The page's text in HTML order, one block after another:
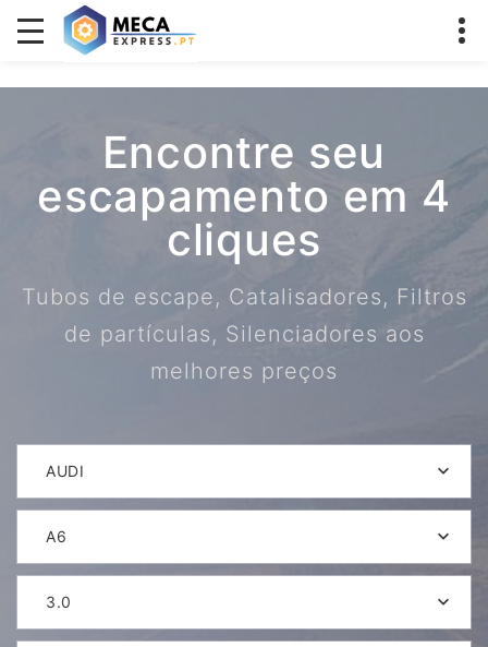
Encontre seu
escapamento em 4
cliques
Tubos de escape, Catalisadores, Filtros
de partículas, Silenciadores aos
melhores preços
AUDI
A6
3.0